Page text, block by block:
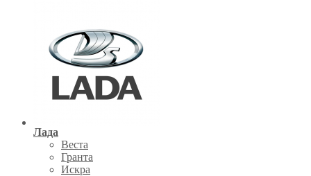
Лада
Веста
Гранта
Искра